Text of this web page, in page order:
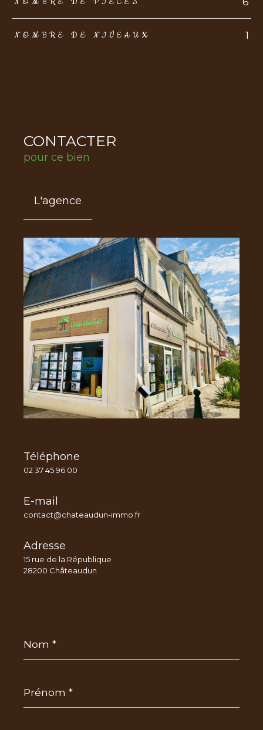
NOMBRE DE NIVEAUX 1
CONTACTER
pour ce bien
L'agence
Téléphone
02 37 45 96 00
E-mail
contact@chateaudun-immo.fr
Adresse
15 rue de la République
28200 Châteaudun
*
*